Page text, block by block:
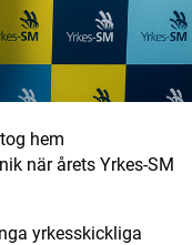
Motorbranschen
här är vi
hem
när årets Yrkes-SM
yrkesskickliga